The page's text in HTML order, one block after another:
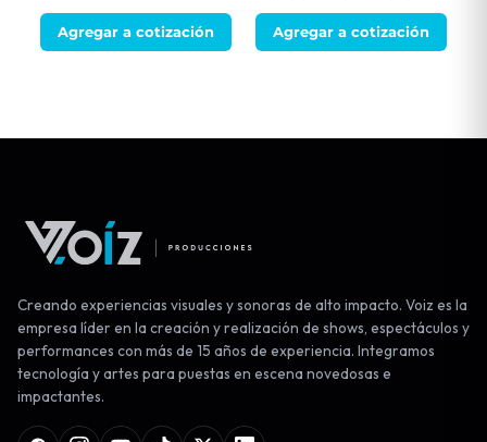
Agregar a cotización Agregar a cotización
Creando experiencias visuales y sonoras de alto impacto. Voiz es la
empresa líder en la creación y realización de shows, espectáculos y
performances con más de 15 años de experiencia. Integramos
tecnología y artes para puestas en escena novedosas e
impactantes.